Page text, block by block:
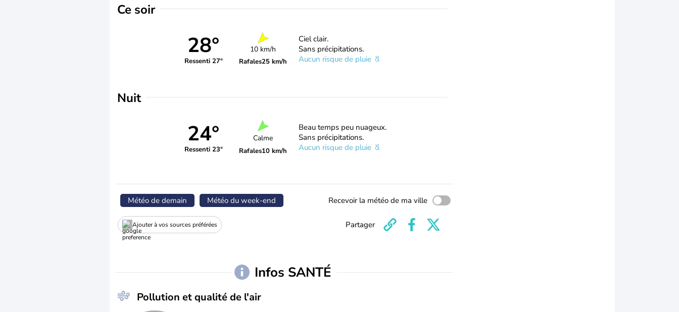
Ce soir
28°
Ressenti 27°
10 km/h
Rafales25 km/h
Ciel clair.
Sans précipitations.
Aucun risque de pluie
Nuit
24°
Ressenti 23°
Calme
Rafales10 km/h
Beau temps peu nuageux.
Sans précipitations.
Aucun risque de pluie
Météo de demain Météo du week-end Recevoir la météo de ma ville
Ajouter à vos sources préférées Partager
Infos SANTÉ
Pollution et qualité de l'air